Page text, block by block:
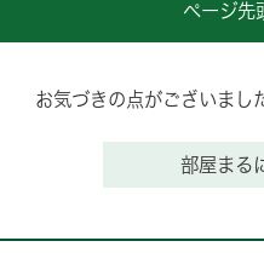
ページ先
お気づきの点がございまし
部屋まる